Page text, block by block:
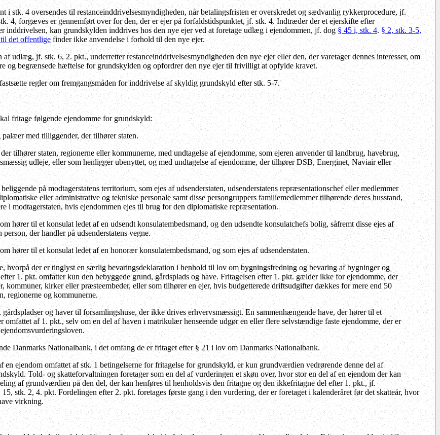
i stk. 4 oversendes til restanceinddrivelsesmyndigheden, når betalingsfristen er overskredet og sædvanlig rykkerprocedure, jf.
4, forgæves er gennemført over for den, der er ejer på forfaldstidspunktet, jf. stk. 4. Indtræder der et ejerskifte efter
inddrivelsen, kan grundskylden inddrives hos den nye ejer ved at foretage udlæg i ejendommen, jf. dog§ 45 i, stk. 4.§ 2, stk. 3-5,
det offentligefinder ikke anvendelse i forhold til den nye ejer.
udlæg, jf. stk. 6, 2. pkt., underretter restanceinddrivelsesmyndigheden den nye ejer eller den, der varetager dennes interesser, om
og begrænsede hæftelse for grundskylden og opfordrer den nye ejer til frivilligt at opfylde kravet.
regler om fremgangsmåden for inddrivelse af skyldig grundskyld efter stk. 5-7.
fritage følgende ejendomme for grundskyld:
med tilliggender, der tilhører staten.
tilhører staten, regionerne eller kommunerne, med undtagelse af ejendomme, som ejeren anvender til landbrug, havebrug,
udleje, eller som henligger ubenyttet, og med undtagelse af ejendomme, der tilhører DSB, Energinet, Naviair eller
på modtagerstatens territorium, som ejes af udsenderstaten, udsenderstatens repræsentationschef eller medlemmer
eller administrative og tekniske personale samt disse persongruppers familiemedlemmer tilhørende deres husstand,
i modtagerstaten, hvis ejendommen ejes til brug for den diplomatiske repræsentation.
hører til et konsulat ledet af en udsendt konsulatembedsmand, og den udsendte konsulatchefs bolig, såfremt disse ejes af
person, der handler på udsenderstatens vegne.
hører til et konsulat ledet af en honorær konsulatembedsmand, og som ejes af udsenderstaten.
hvorpå der er tinglyst en særlig bevaringsdeklaration i henhold til lov om bygningsfredning og bevaring af bygninger og
1. pkt. omfatter kun den bebyggede grund, gårdsplads og have. Fritagelsen efter 1. pkt. gælder ikke for ejendomme, der
kommuner, kirker eller præsteembeder, eller som tilhører en ejer, hvis budgetterede driftsudgifter dækkes for mere end 50
regionerne og kommunerne.
og haver til forsamlingshuse, der ikke drives erhvervsmæssigt. En sammenhængende have, der hører til et
omfattet af 1. pkt., selv om en del af haven i matrikulær henseende udgør en eller flere selvstændige faste ejendomme, der er
Danmarks Nationalbank, i det omfang de er fritaget efter § 21 i lov om Danmarks Nationalbank.
ejendom omfattet af stk. 1 betingelserne for fritagelse for grundskyld, er kun grundværdien vedrørende denne del af
Told- og skatteforvaltningen foretager som en del af vurderingen et skøn over, hvor stor en del af en ejendom der kan
af grundværdien på den del, der kan henføres til henholdsvis den fritagne og den ikkefritagne del efter 1. pkt., jf.
stk. 2, 4. pkt. Fordelingen efter 2. pkt. foretages første gang i den vurdering, der er foretaget i kalenderåret før det skatteår, hvor
virkning.